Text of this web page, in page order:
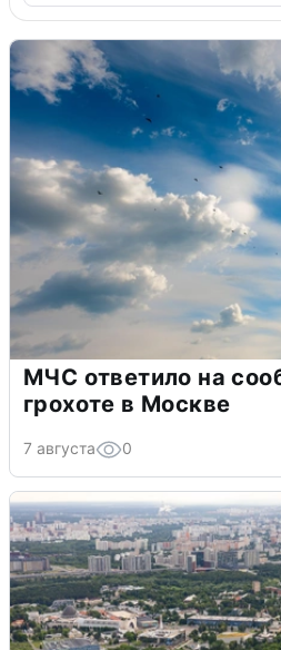
МЧС ответило на
грохоте в Москве
7 августа 0